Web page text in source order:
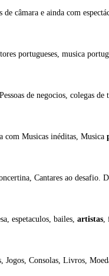
câmara e ainda com
portugueses, musica
de negocios, colegas de
com Musicas inéditas, Musica
Cantares ao desafio.
espetaculos, bailes, artistas,
Consolas, Livros,